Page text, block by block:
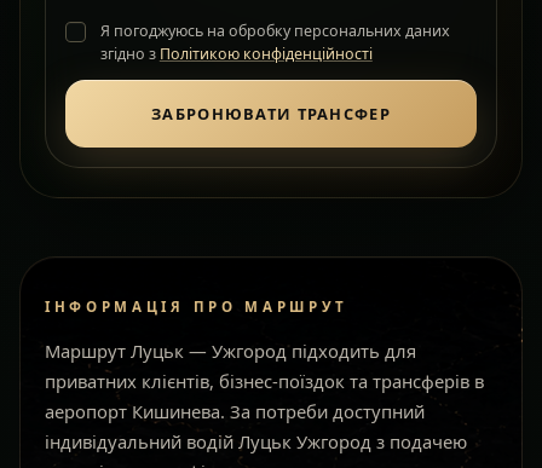
Я погоджуюсь на обробку персональних даних
згідно з Політикою конфіденційності
ЗАБРОНЮВАТИ ТРАНСФЕР
ІНФОРМАЦІЯ ПРО МАРШРУТ
Маршрут Луцьк — Ужгород підходить для
приватних клієнтів, бізнес-поїздок та трансферів в
аеропорт Кишинева. За потреби доступний
індивідуальний водій Луцьк Ужгород з подачею